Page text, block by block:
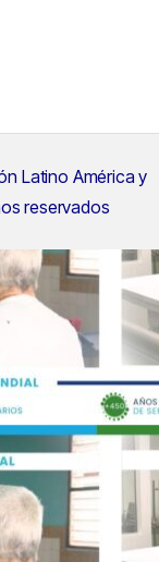
Latino América y
reservados